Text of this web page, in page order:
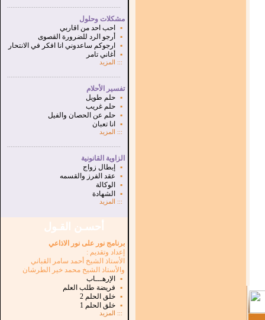
مشكلات وحلول
▪
احب احد من اقاربي
▪
أرجو الرد للضرورة القصوى
▪
ارجوكم ساعدوني انا افكر في الانتحار
▪
أغاني تامر
:::
المزيد
تفسير الأحلام
▪
حلم طويل
▪
حلم غريب
▪
حلم عن الحصان والفيل
▪
انا تعبان
:::
المزيد
الزاوية القانونية
▪
إبطال زواج
▪
عقد الفرز والقسمه
▪
الوكالة
▪
الشهادة
::: المزيد
أحسـن القـول
برنامج نور على نور الاذاعي
إعداد وتقديم :
الأستاذ الشيخ أحمد سامر القباني
والأستاذ الشيخ محمد خير الطرشان
▪
الإرهـــاب
▪
فريضة طلب العلم
▪
خلق الحلم 2
▪
خلق الحلم 1
:::
المزيد